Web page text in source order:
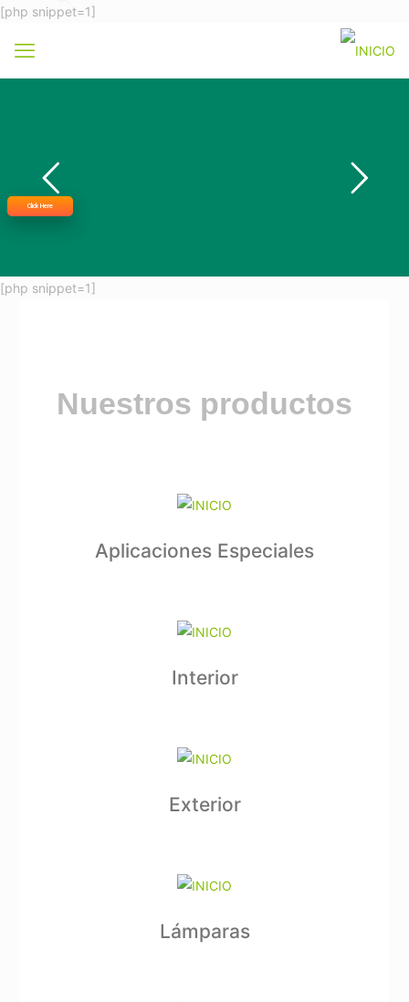
[php snippet=1]
Click Here
[php snippet=1]
Nuestros productos
Aplicaciones Especiales
Interior
Exterior
Lámparas